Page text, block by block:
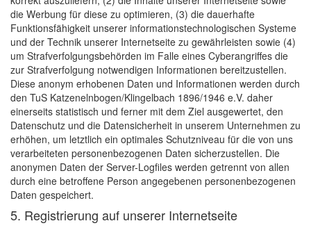
die Werbung für diese zu optimieren, (3) die dauerhafte
Funktionsfähigkeit unserer informationstechnologischen Systeme
und der Technik unserer Internetseite zu gewährleisten sowie (4)
um Strafverfolgungsbehörden im Falle eines Cyberangriffes die
zur Strafverfolgung notwendigen Informationen bereitzustellen.
Diese anonym erhobenen Daten und Informationen werden durch
den TuS Katzenelnbogen/Klingelbach 1896/1946 e.V. daher
einerseits statistisch und ferner mit dem Ziel ausgewertet, den
Datenschutz und die Datensicherheit in unserem Unternehmen zu
erhöhen, um letztlich ein optimales Schutzniveau für die von uns
verarbeiteten personenbezogenen Daten sicherzustellen. Die
anonymen Daten der Server-Logfiles werden getrennt von allen
durch eine betroffene Person angegebenen personenbezogenen
Daten gespeichert.
5. Registrierung auf unserer Internetseite